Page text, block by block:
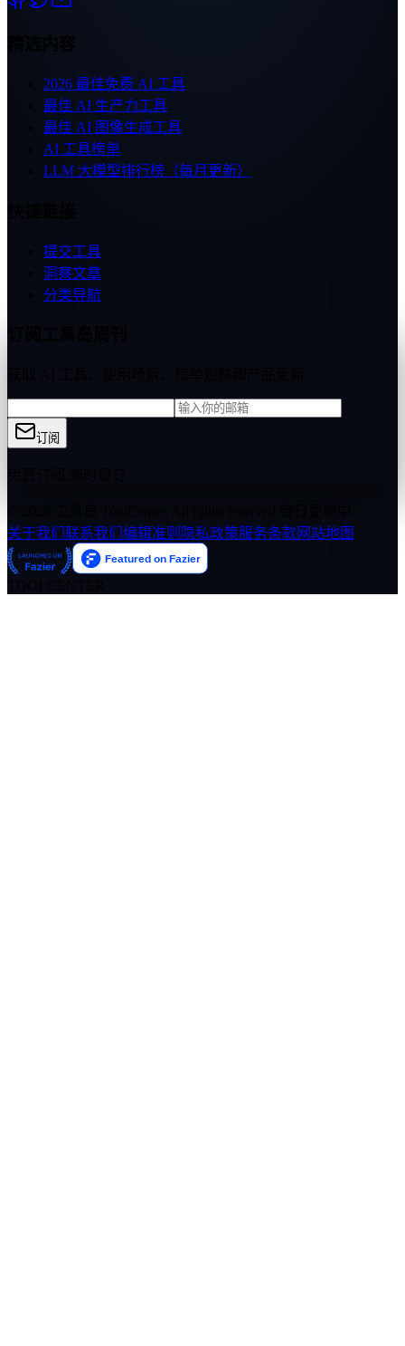
精选内容
2026 最佳免费 AI 工具
最佳 AI 生产力工具
最佳 AI 图像生成工具
AI 工具榜单
LLM 大模型排行榜（每月更新）
提交工具
洞察文章
分类导航
订阅
关于我们 联系我们 编辑准则 隐私政策服务条款网站地图